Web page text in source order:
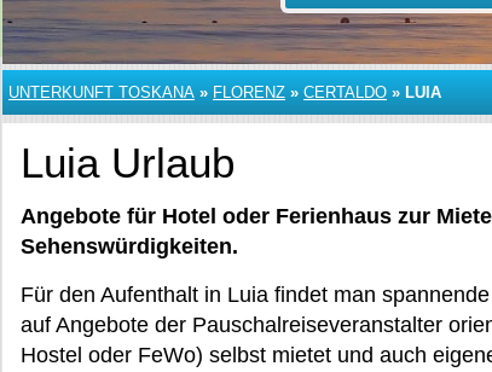
UNTERKUNFT TOSKANA » FLORENZ » CERTALDO » LUIA
Luia Urlaub
Angebote für Hotel oder Ferienhaus zur
Sehenswürdigkeiten.
Für den Aufenthalt in Luia findet man
auf Angebote der Pauschalreiseveranstalter
Hostel oder FeWo) selbst mietet und auch